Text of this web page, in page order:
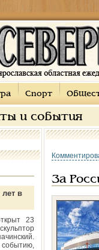
Спорт
и события
в
23
За